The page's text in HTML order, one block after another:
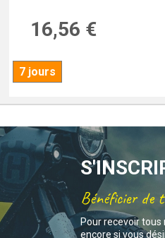
16,56 €
7 jours
Bénéficier de
Pour recevoir
encore si vous